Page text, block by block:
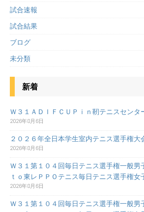
試合速報
試合結果
ブログ
未分類
新着
Ｗ３１ＡＤＩＦＣＵＰｉｎ靭テニスセンタ
2026年8月6日
２０２６年全日本学生室内テニス選手権大
2026年8月6日
Ｗ３１第１０４回毎日テニス選手権一般男
ｔｏ東レＰＰＯテニス毎日テニス選手権女
2026年8月6日
Ｗ３１第１０４回毎日テニス選手権一般男